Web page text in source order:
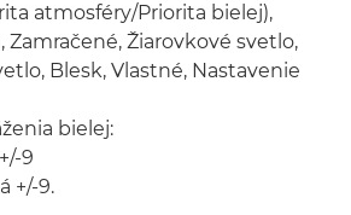
atmosféry/Priorita bielej),
Zamračené, Žiarovkové svetlo,
Blesk, Vlastné, Nastavenie
bielej:
9
+/-9.